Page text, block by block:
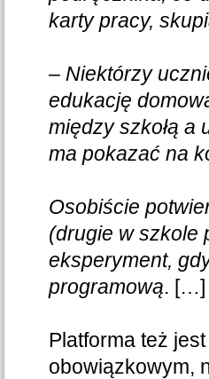
karty pracy,
– Niektórzy
edukację
między szkołą a
ma pokazać na
Osobiście
(drugie w szkole
eksperyment,
programową. […]
Platforma też
obowiązkowym,